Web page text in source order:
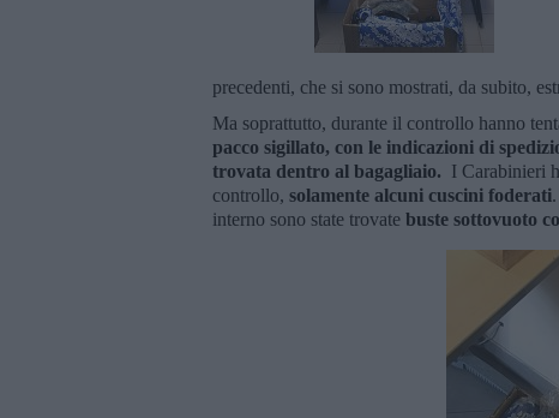
precedenti, che si sono mostrati, da subito,
Ma soprattutto, durante il controllo hanno
pacco sigillato, con le indicazioni di
trovata dentro al bagagliaio. I Carabinieri
controllo, solamente alcuni cuscini foderati
interno sono state trovate buste sottovuoto